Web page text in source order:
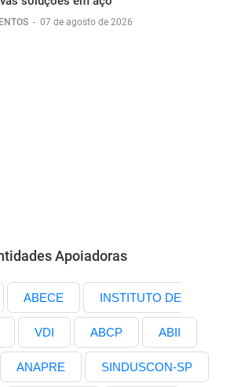
- 07 de agosto de 2026
Apoiadoras
ABECE INSTITUTO DE
VDI ABCP ABII
ANAPRE SINDUSCON-SP